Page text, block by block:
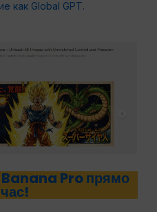
как Global GPT.
Pro прямо